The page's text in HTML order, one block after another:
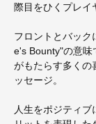
際目をひくプレイ
フロントとバック
e's Bounty"の意味
がもたらす多くの
ッセージ。
人生をポジティ